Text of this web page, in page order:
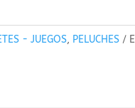
- JUEGOS, PELUCHES